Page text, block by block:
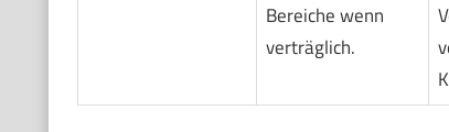
Bereiche wenn
verträglich.